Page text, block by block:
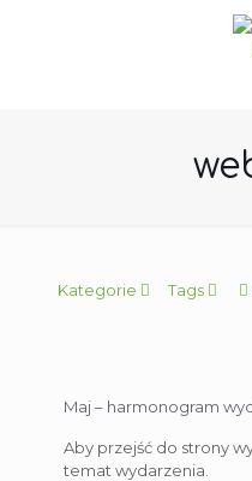
Kategorie Tags
Maj – harmonogram
Aby przejść do strony
temat wydarzenia.